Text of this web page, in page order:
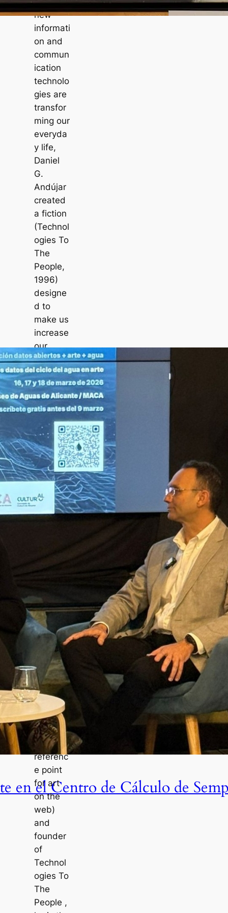
en el Centro de Cálculo de
new
informati
on and
commun
ication
technolo
gies are
transfor
ming our
everyda
y life,
Daniel
G.
Andújar
created
a fiction
(Technol
ogies To
The
People,
1996)
designe
d to
make us
increase
our
awarene
ss of the
reality
around
us and
of the
deceptio
n in
promise
s of free
choice
that are
converte
new
control
and
inequalit
y. A
long-
time
member
of i
rational.
org
(internati
onal
referenc
e point
for art
on the
web)
and
founder
of
Technol
ogies To
The
People ,